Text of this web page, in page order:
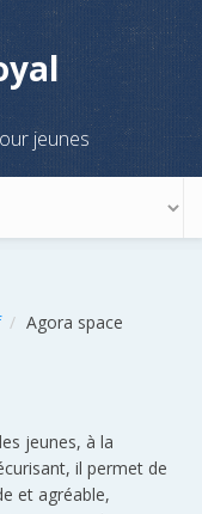
jeunes
Agora space
jeunes, à la
il permet de
et agréable,